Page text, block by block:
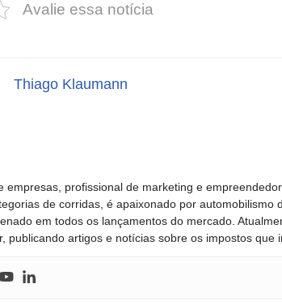
de emoção
Avalie essa notícia
Thiago Klaumann
empresas, profissional de marketing e
de corridas, é apaixonado por automobilismo
em todos os lançamentos do mercado.
publicando artigos e notícias sobre os impostos que